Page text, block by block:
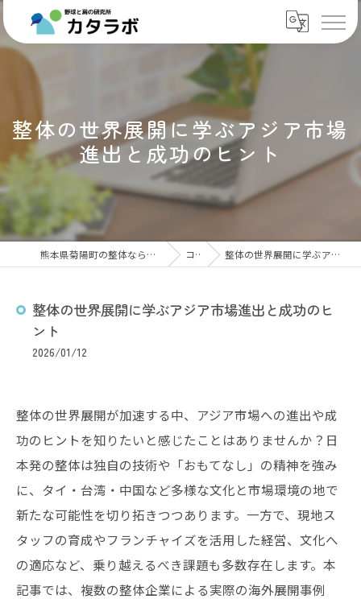
整体の世界展開に学ぶアジア市場
進出と成功のヒント
熊本県菊陽町の整体なら肩専門ケアセンター カタラボ コラム 整体の世界展開に学ぶアジア市場進出と成功のヒント
整体の世界展開に学ぶアジア市場進出と成功のヒ
ント
2026/01/12
整体の世界展開が加速する中、アジア市場への進出や成
功のヒントを知りたいと感じたことはありませんか？日
本発の整体は独自の技術や「おもてなし」の精神を強み
に、タイ・台湾・中国など多様な文化と市場環境の地で
新たな可能性を切り拓きつつあります。一方で、現地ス
タッフの育成やフランチャイズを活用した経営、文化へ
の適応など、乗り越えるべき課題も多数存在します。本
記事では、複数の整体企業による実際の海外展開事例